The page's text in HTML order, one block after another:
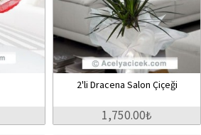
2'li Dracena Salon Çiçeği
1,750.00₺